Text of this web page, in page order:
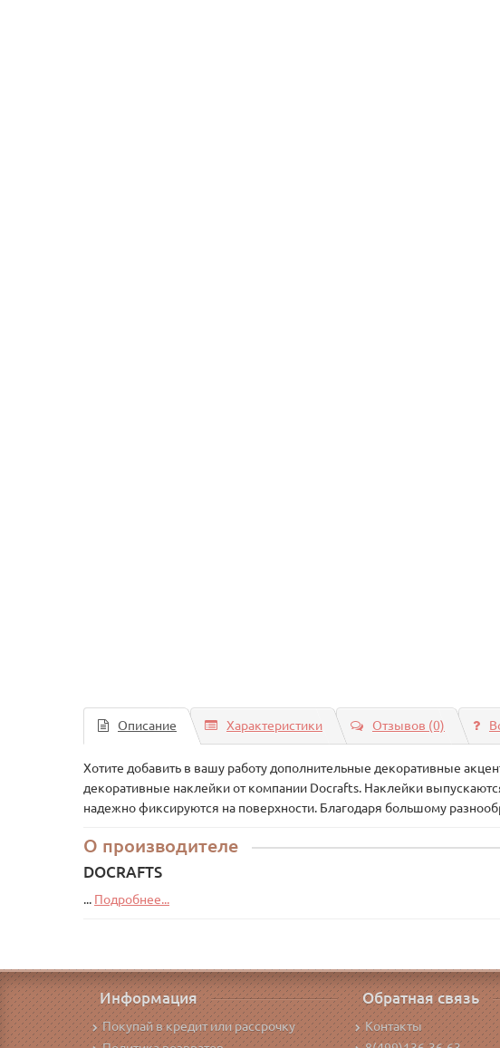
Описание Характеристики Отзывов (0)
Хотите добавить в вашу работу дополнительные декоративные
декоративные наклейки от компании Docrafts. Наклейки
надежно фиксируются на поверхности. Благодаря большому
О производителе
DOCRAFTS
... Подробнее...
Информация
Покупай в кредит или рассрочку
Обратная связь
Контакты